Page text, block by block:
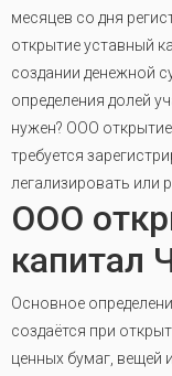
месяцев со дня
открытие уставный
создании денежной
определения долей
нужен? ООО
требуется
легализировать или
ООО
капитал
Основное
создаётся при
ценных бумаг, вещей